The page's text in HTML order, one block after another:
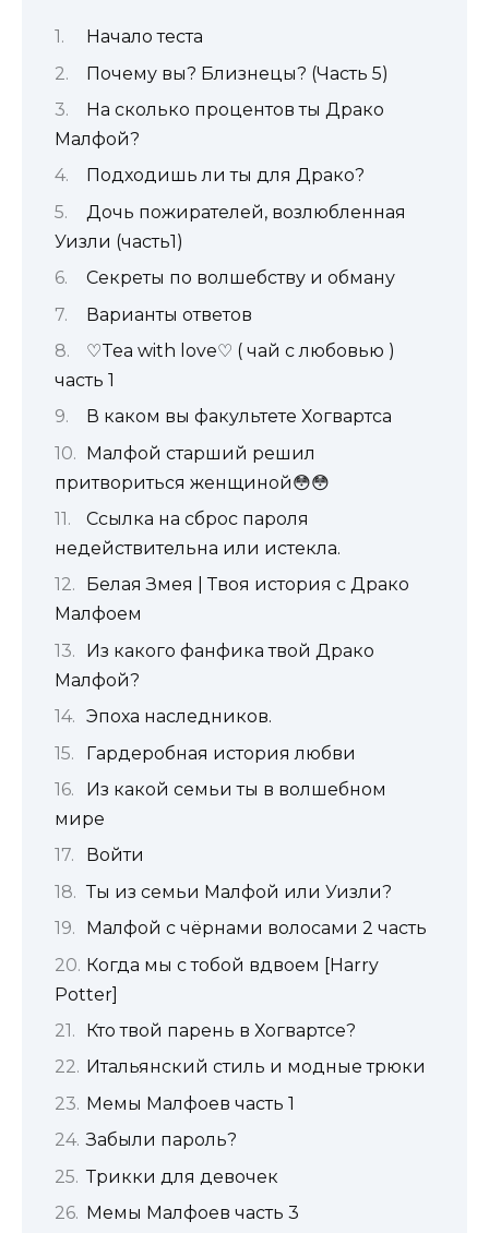
Начало теста
Почему вы? Близнецы? (Часть 5)
На сколько процентов ты Драко
Малфой?
Подходишь ли ты для Драко?
Дочь пожирателей, возлюбленная
Уизли (часть1)
Секреты по волшебству и обману
Варианты ответов
♡Tea with love♡ ( чай с любовью )
часть 1
В каком вы факультете Хогвартса
Малфой старший решил
притвориться женщиной😳😳
Ссылка на сброс пароля
недействительна или истекла.
Белая Змея | Твоя история с Драко
Малфоем
Из какого фанфика твой Драко
Малфой?
Эпоха наследников.
Гардеробная история любви
Из какой семьи ты в волшебном
мире
Войти
Ты из семьи Малфой или Уизли?
Малфой с чёрнами волосами 2 часть
Когда мы с тобой вдвоем [Harry
Potter]
Кто твой парень в Хогвартсе?
Итальянский стиль и модные трюки
Мемы Малфоев часть 1
Забыли пароль?
Трикки для девочек
Мемы Малфоев часть 3